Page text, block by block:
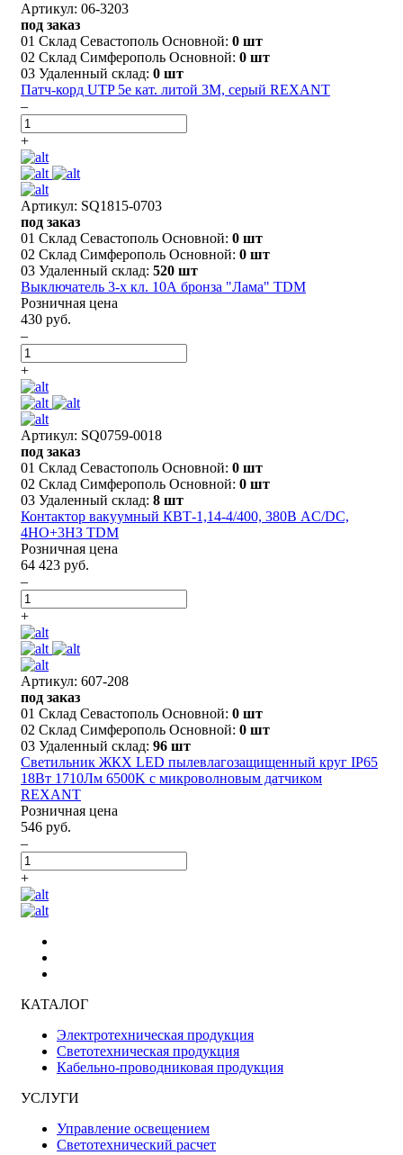
Артикул: 06-3203
под заказ
01 Склад Севастополь Основной: 0 шт
02 Склад Симферополь Основной: 0 шт
03 Удаленный склад: 0 шт
Патч-корд UTP 5e кат. литой 3М, серый REXANT
–
+
Артикул: SQ1815-0703
под заказ
01 Склад Севастополь Основной: 0 шт
02 Склад Симферополь Основной: 0 шт
03 Удаленный склад: 520 шт
Выключатель 3-х кл. 10А бронза "Лама" TDM
Розничная цена
430 руб.
–
+
Артикул: SQ0759-0018
под заказ
01 Склад Севастополь Основной: 0 шт
02 Склад Симферополь Основной: 0 шт
03 Удаленный склад: 8 шт
Контактор вакуумный КВТ-1,14-4/400, 380В AC/DC,
4НО+3НЗ TDM
Розничная цена
64 423 руб.
–
+
Артикул: 607-208
под заказ
01 Склад Севастополь Основной: 0 шт
02 Склад Симферополь Основной: 0 шт
03 Удаленный склад: 96 шт
Светильник ЖКХ LED пылевлагозащищенный круг IP65
18Вт 1710Лм 6500K с микроволновым датчиком
REXANT
Розничная цена
546 руб.
–
+
КАТАЛОГ
Электротехническая продукция
Светотехническая продукция
Кабельно-проводниковая продукция
УСЛУГИ
Управление освещением
Светотехнический расчет